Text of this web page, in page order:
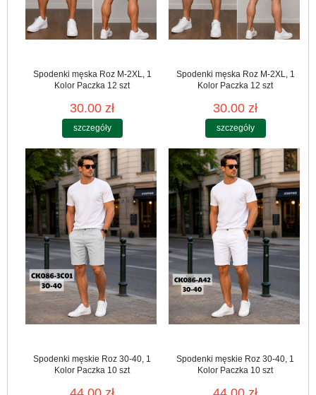
Spodenki męska Roz M-2XL, 1
Kolor Paczka 12 szt
30.00 zł
szczegóły
Spodenki męska Roz M-2XL, 1
Kolor Paczka 12 szt
30.00 zł
szczegóły
Spodenki męskie Roz 30-40, 1
Kolor Paczka 10 szt
Spodenki męskie Roz 30-40, 1
Kolor Paczka 10 szt